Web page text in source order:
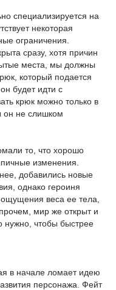
специализируется на
некоторая
ограничения.
сразу, хотя причин
места, мы должны
который подается
будет идти с
крюк можно только в
он не слишком
то, что хорошо
изменения.
добавились новые
однако героиня
ощущения веса ее тела,
мир же открыт и
нужно, чтобы быстрее
в начале ломает идею
персонажа. Фейт